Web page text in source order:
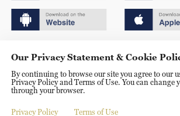
京ICP备20000184号
京公网安备 11010502050052号
Disinformation report hotline: 010-85061466
Our Privacy Statement & Cookie
By continuing to browse our site you agree to our
Privacy Policy and Terms of Use. You can change
through your browser.
Privacy Policy Terms of Use